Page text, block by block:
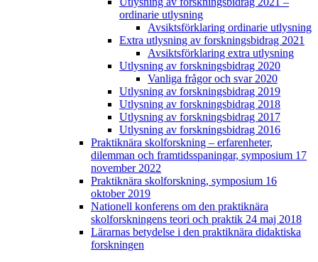
ordinarie utlysning
Avsiktsförklaring ordinarie utlysning
Extra utlysning av forskningsbidrag 2021
Avsiktsförklaring extra utlysning
Utlysning av forskningsbidrag 2020
Vanliga frågor och svar 2020
Utlysning av forskningsbidrag 2019
Utlysning av forskningsbidrag 2018
Utlysning av forskningsbidrag 2017
Utlysning av forskningsbidrag 2016
Praktiknära skolforskning – erfarenheter,
dilemman och framtidsspaningar, symposium 17
november 2022
Praktiknära skolforskning, symposium 16
oktober 2019
Nationell konferens om den praktiknära
skolforskningens teori och praktik 24 maj 2018
Lärarnas betydelse i den praktiknära didaktiska
forskningen